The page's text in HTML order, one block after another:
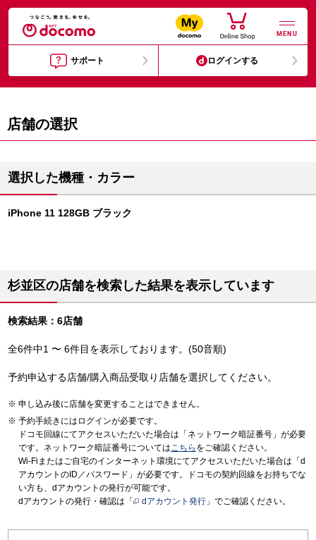
MENU
サポート ログインする
店舗の選択
選択した機種・カラー
iPhone 11 128GB ブラック
杉並区の店舗を検索した結果を表示しています
検索結果：6店舗
全6件中1 〜 6件目を表示しております。(50音順)
予約申込する店舗/購入商品受取り店舗を選択してください。
申し込み後に店舗を変更することはできません。
予約手続きにはログインが必要です。
ドコモ回線にてアクセスいただいた場合は「ネットワーク暗証番号」が必要
です。ネットワーク暗証番号についてはこちら をご確認ください。
Wi-Fiまたはご自宅のインターネット環境にてアクセスいただいた場合は「d
アカウントのID／パスワード」が必要です。ドコモの契約回線をお持ちでな
い方も、dアカウントの発行が可能です。
dアカウントの発行・確認は「
dアカウント発行 」でご確認ください。